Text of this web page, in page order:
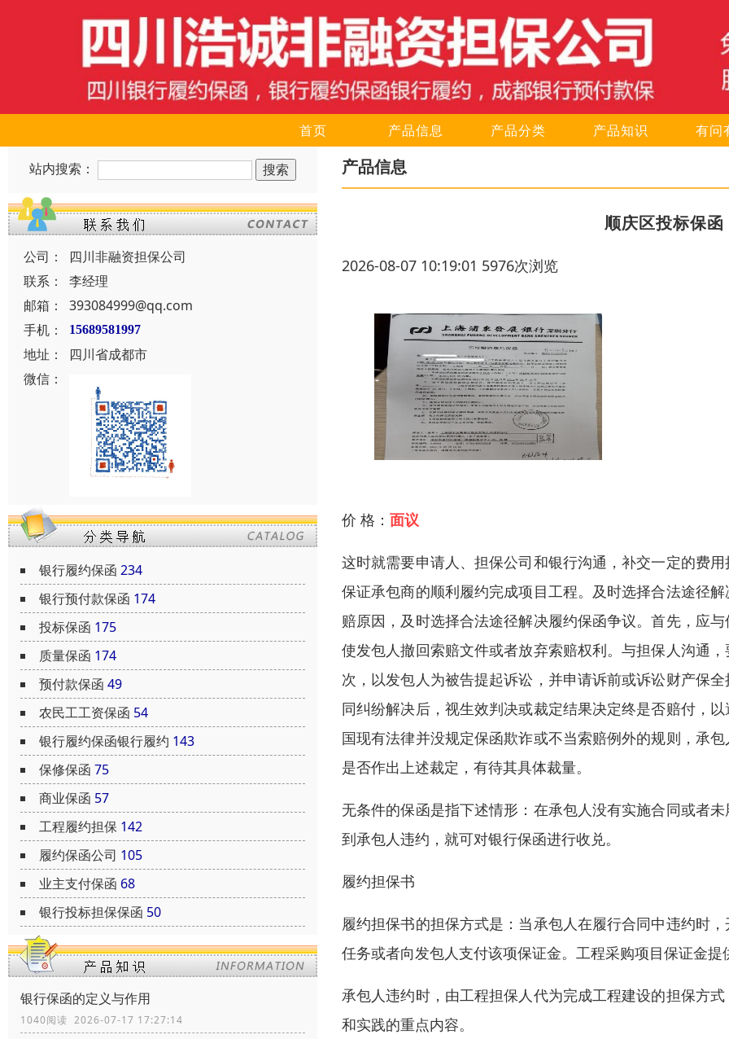
首页 产品信息 产品分类 产品知识 有问
站内搜索：
公司：
四川非融资担保公司
联系：
李经理
邮箱：
393084999@qq.com
手机：
15689581997
地址：
四川省成都市
微信：
银行履约保函 234
银行预付款保函 174
投标保函 175
质量保函 174
预付款保函 49
农民工工资保函 54
银行履约保函银行履约 143
保修保函 75
商业保函 57
工程履约担保 142
履约保函公司 105
业主支付保函 68
银行投标担保保函 50
银行保函的定义与作用
1040阅读 2026-07-17 17:27:14
产品信息
顺庆区投标保
2026-08-07 10:19:01 5976次浏览
价 格： 面议
这时就需要申请人、担保公司和银行沟通，补交一定的费
保证承包商的顺利履约完成项目工程。及时选择合法途径
赔原因，及时选择合法途径解决履约保函争议。首先，应
使发包人撤回索赔文件或者放弃索赔权利。与担保人沟通
次，以发包人为被告提起诉讼，并申请诉前或诉讼财产保
同纠纷解决后，视生效判决或裁定结果决定终是否赔付，
国现有法律并没规定保函欺诈或不当索赔例外的规则，承
是否作出上述裁定，有待其具体裁量。
无条件的保函是指下述情形：在承包人没有实施合同或者
到承包人违约，就可对银行保函进行收兑。
履约担保书
履约担保书的担保方式是：当承包人在履行合同中违约时
任务或者向发包人支付该项保证金。工程采购项目保证金提
承包人违约时，由工程担保人代为完成工程建设的担保方
和实践的重点内容。